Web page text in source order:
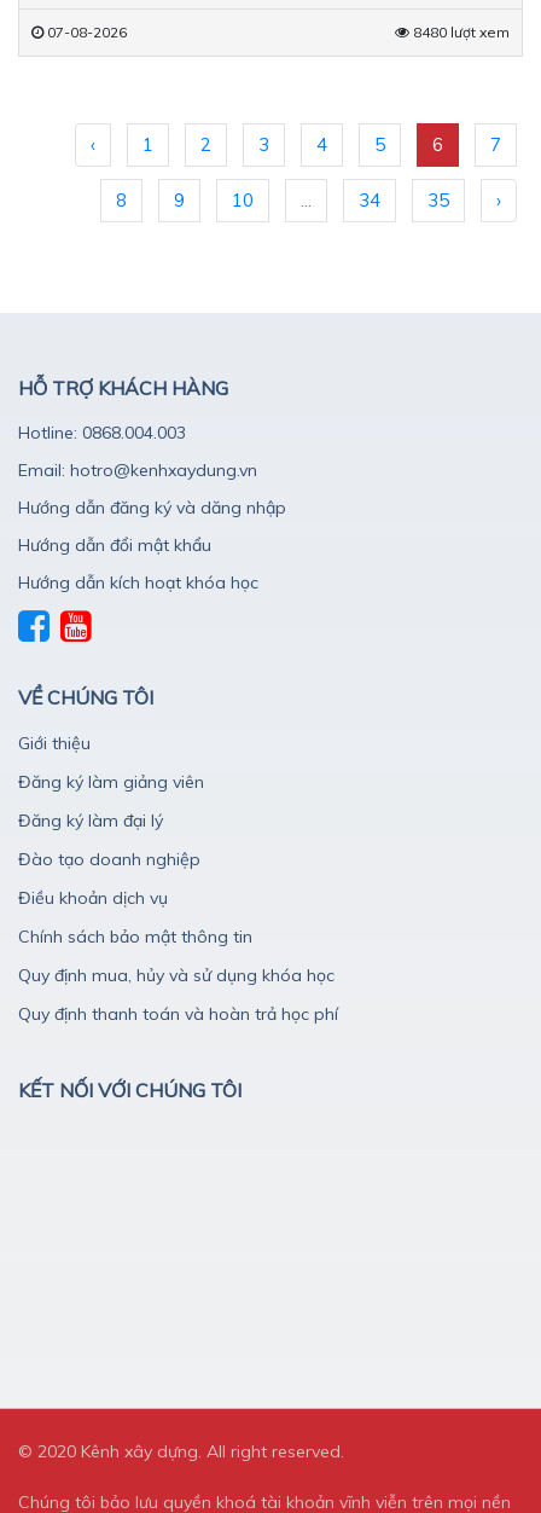
07-08-2026 8480 lượt xem
‹ 1 2 3 4 5 6 7
8 9 10 ... 34 35 ›
HỖ TRỢ KHÁCH HÀNG
Hotline: 0868.004.003
Email: hotro@kenhxaydung.vn
Hướng dẫn đăng ký và dăng nhập
Hướng dẫn đổi mật khẩu
Hướng dẫn kích hoạt khóa học
VỀ CHÚNG TÔI
Giới thiệu
Đăng ký làm giảng viên
Đăng ký làm đại lý
Đào tạo doanh nghiệp
Điều khoản dịch vụ
Chính sách bảo mật thông tin
Quy định mua, hủy và sử dụng khóa học
Quy định thanh toán và hoàn trả học phí
KẾT NỐI VỚI CHÚNG TÔI
© 2020 Kênh xây dựng. All right reserved.
Chúng tôi bảo lưu quyền khoá tài khoản vĩnh viễn trên mọi nền